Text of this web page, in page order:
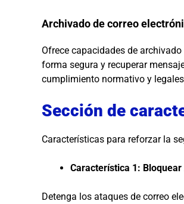
Archivado de correo
Ofrece capacidades de
forma segura y recuperar
cumplimiento normativo y
Sección de
Características para reforzar la
Característica 1:
Detenga los ataques de correo